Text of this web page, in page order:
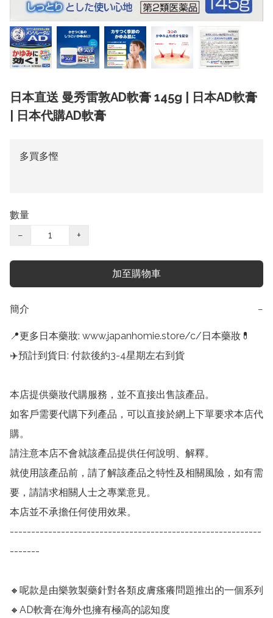
日本直送 曼秀雷敦AD軟膏 145g | 日本AD軟膏
| 日本代購AD軟膏
多買多慳
數量
−
+
加至購物車
簡介 −
📍更多日本藥妝: www.japanhomie.store/c/日本藥妝💊
✈️預計到貨日: 付款後約3-4星期左右到貨
本店提供藥妝代購服務，並不直接出售該產品。
如客戶需要代購下列產品，可以直接於網上下單要求本店代
購。
請注意本店不會就該產品提供任何說明、解釋。
就使用該產品前，請了解該產品之特性及相關風險，如有需
要，請請求相關人士之專業意見。
本店並不承擔任何使用效果。
-----------------------------------------------------------
-------
🔸呢款是由樂敦製藥針對各類皮膚瘙癢問題推出的一個系列
🔸AD軟膏在海外也擁有極高的認知度